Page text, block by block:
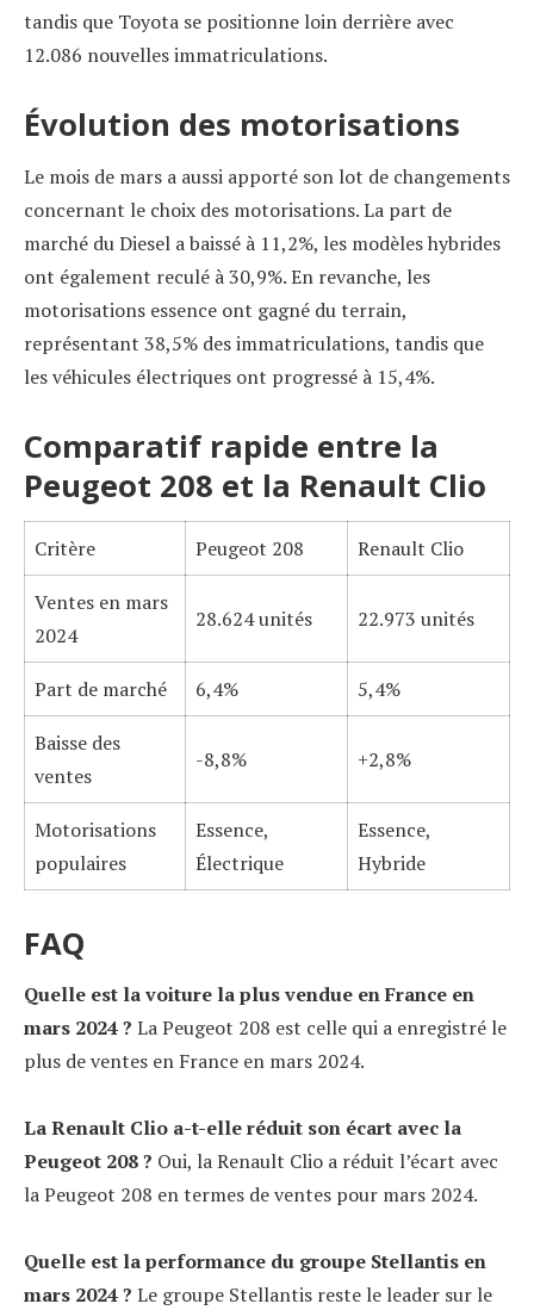
tandis que Toyota se positionne loin derrière avec
12.086 nouvelles immatriculations.
Évolution des motorisations
Le mois de mars a aussi apporté son lot de changements
concernant le choix des motorisations. La part de
marché du Diesel a baissé à 11,2%, les modèles hybrides
ont également reculé à 30,9%. En revanche, les
motorisations essence ont gagné du terrain,
représentant 38,5% des immatriculations, tandis que
les véhicules électriques ont progressé à 15,4%.
Comparatif rapide entre la
Peugeot 208 et la Renault Clio
Critère Peugeot 208 Renault Clio
Ventes en mars
2024
28.624 unités 22.973 unités
Part de marché 6,4% 5,4%
Baisse des
ventes
-8,8% +2,8%
Motorisations
populaires
Essence,
Électrique
Essence,
Hybride
FAQ
Quelle est la voiture la plus vendue en France en
mars 2024 ? La Peugeot 208 est celle qui a enregistré le
plus de ventes en France en mars 2024.
La Renault Clio a-t-elle réduit son écart avec la
Peugeot 208 ? Oui, la Renault Clio a réduit l’écart avec
la Peugeot 208 en termes de ventes pour mars 2024.
Quelle est la performance du groupe Stellantis en
mars 2024 ? Le groupe Stellantis reste le leader sur le